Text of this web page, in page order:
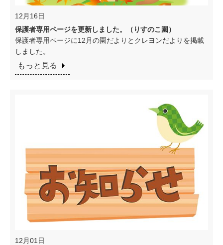
12月16日
保護者専用ページを更新しました。（りすのこ園）
保護者専用ページに12月の園だよりとクレヨンだよりを掲載
しました。
もっと見る
12月01日